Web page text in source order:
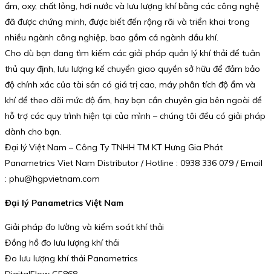
ẩm, oxy, chất lỏng, hơi nước và lưu lượng khí bằng các công nghệ
đã được chứng minh, được biết đến rộng rãi và triển khai trong
nhiều ngành công nghiệp, bao gồm cả ngành dầu khí.
Cho dù bạn đang tìm kiếm các giải pháp quản lý khí thải để tuân
thủ quy định, lưu lượng kế chuyển giao quyền sở hữu để đảm bảo
độ chính xác của tài sản có giá trị cao, máy phân tích độ ẩm và
khí để theo dõi mức độ ẩm, hay bạn cần chuyên gia bên ngoài để
hỗ trợ các quy trình hiện tại của mình – chúng tôi đều có giải pháp
dành cho bạn.
Đại lý Việt Nam – Công Ty TNHH TM KT Hưng Gia Phát
Panametrics Viet Nam Distributor / Hotline : 0938 336 079 / Email
: phu@hgpvietnam.com
Đại lý Panametrics Việt Nam
Giải pháp đo lường và kiểm soát khí thải
Đồng hồ đo lưu lượng khí thải
Đo lưu lượng khí thải Panametrics